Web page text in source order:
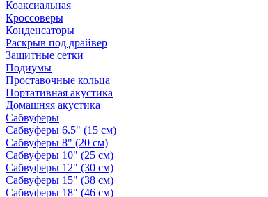
Коаксиальная
Кроссоверы
Конденсаторы
Раскрыв под драйвер
Защитные сетки
Подиумы
Проставочные кольца
Портативная акустика
Домашняя акустика
Сабвуферы
Сабвуферы 6.5" (15 см)
Сабвуферы 8" (20 см)
Сабвуферы 10" (25 см)
Сабвуферы 12" (30 см)
Сабвуферы 15" (38 см)
Сабвуферы 18" (46 см)